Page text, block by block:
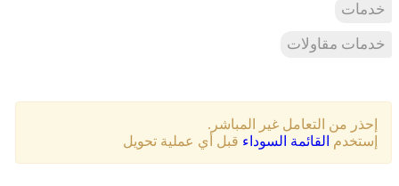
خدمات
خدمات مقاولات
إحذر من التعامل غير المباشر.
إستخدم القائمة السوداء قبل أي عملية تحويل